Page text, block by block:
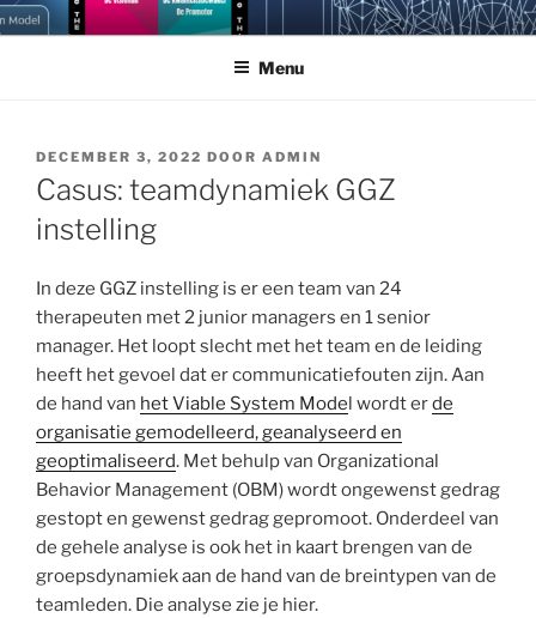
Ga
naarNEUROGRAM
Doorgrond jezelf en anderen met Cybernetic Big Five Theory
Menu
GEPLAATST
OP
DECEMBER 3, 2022 DOOR ADMIN
Casus: teamdynamiek GGZ
instelling
In deze GGZ instelling is er een team van 24
therapeuten met 2 junior managers en 1 senior
manager. Het loopt slecht met het team en de leiding
heeft het gevoel dat er communicatiefouten zijn. Aan
de hand van het Viable System Model wordt erde
organisatie gemodelleerd, geanalyseerd en
geoptimaliseerd. Met behulp van Organizational
Behavior Management (OBM) wordt ongewenst gedrag
gestopt en gewenst gedrag gepromoot. Onderdeel van
de gehele analyse is ook het in kaart brengen van de
groepsdynamiek aan de hand van de breintypen van de
teamleden. Die analyse zie je hier.